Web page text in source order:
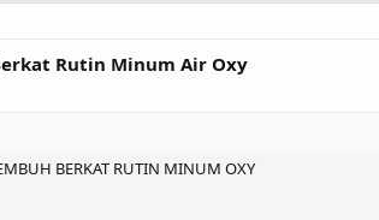
Rutin Minum Air Oxy
BERKAT RUTIN MINUM OXY